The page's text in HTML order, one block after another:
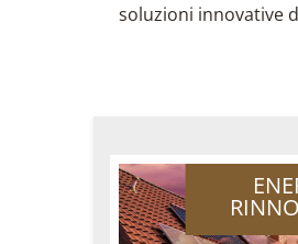
soluzioni innovative